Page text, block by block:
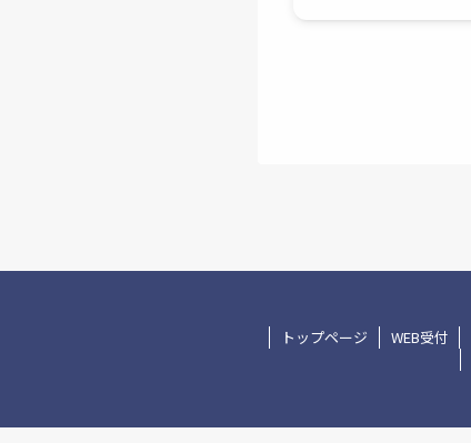
トップページ WEB受付